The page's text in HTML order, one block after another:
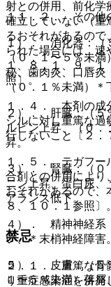
射との併用、前化学
確立していない（重
るおそれがあるので
られた場合には、速
１、８．１、９．１
照〕。
１．４． 本剤の成
シルに対し重篤な
行しないこと〔２．
１．５． テガフー
合剤との併用により
おそれがあるので、
８、１０．１参照〕。
禁忌
２．１． 重篤な骨
り重症感染症を併発
１１．２． その他
１）． 消化器：（
（０．１〜５％未
秘、歯肉炎、口唇炎
（０．１％未満）＊
２）． 肝臓：（５
ルビン上昇、（０
昇。
３）． 腎臓：（０
ニン上昇、蛋白尿、
アランス低下。
４）． 精神神経系
い、＊末梢神経障害。
５）． 皮膚：（５
１〜５％未満）落